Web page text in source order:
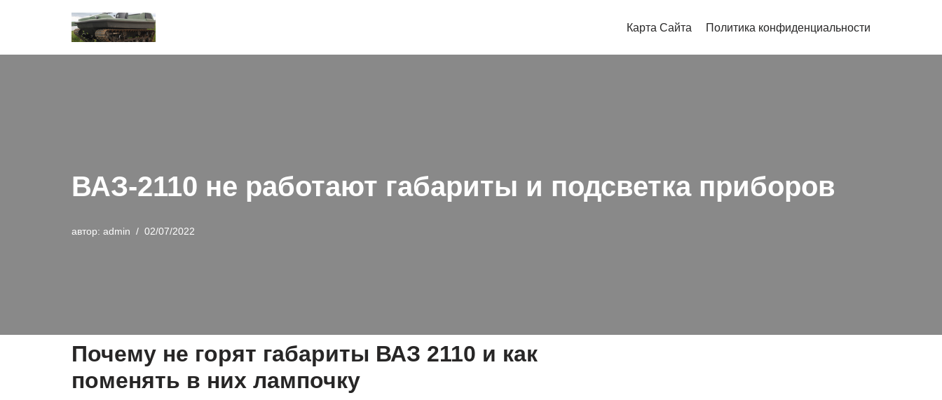
к
Карта Сайта Политика конфиденциальности
ВАЗ-2110 не работают габариты и подсветка приборов
автор: admin 02/07/2022
Почему не горят габариты ВАЗ 2110 и как
поменять в них лампочку